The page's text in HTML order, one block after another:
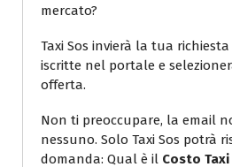
mercato?
Taxi Sos invierà la tua
iscritte nel portale e
offerta.
Non ti preoccupare, la email
nessuno. Solo Taxi Sos potrà
domanda: Qual è il Costo